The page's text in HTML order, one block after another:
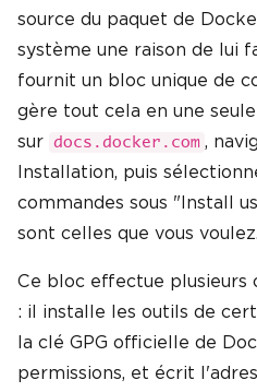
source du paquet de
système une raison de lui
fournit un bloc unique de
gère tout cela en une
sur docs.docker.com ,
Installation, puis
commandes sous "Install
sont celles que vous voulez.
Ce bloc effectue plusieurs
: il installe les outils de
la clé GPG officielle de
permissions, et écrit